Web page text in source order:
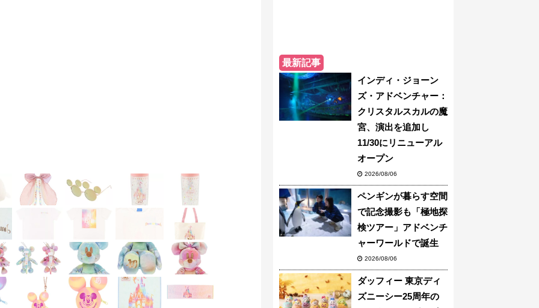
最新記事
インディ・ジョーン
ズ・アドベンチャー：
クリスタルスカルの魔
宮、演出を追加し
11/30にリニューアル
オープン
2026/08/06
ペンギンが暮らす空間
で記念撮影も「極地探
検ツアー」アドベンチ
ャーワールドで誕生
2026/08/06
ダッフィー 東京ディ
ズニーシー25周年の